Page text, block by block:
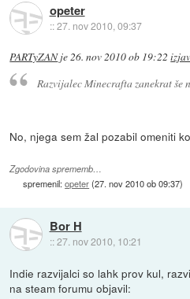
opeter
::27. nov 2010, 09:37
PARTyZANje26. nov 2010 ob 19:22
Razvijalec Minecrafta zanekrat še
No, njega sem žal pozabil omeniti
Zgodovina sprememb…
spremenil:opeter(27. nov 2010 ob 09:37)
Bor H
::27. nov 2010, 10:21
Indie razvijalci so lahk prov kul,
na steam forumu objavil: